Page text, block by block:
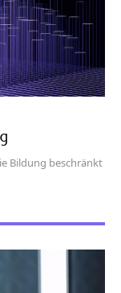
Bildung beschränkt